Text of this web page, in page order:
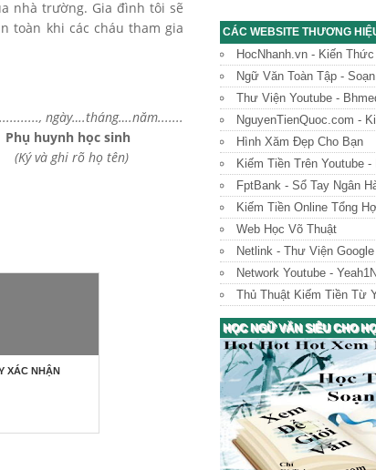
nhà trường. Gia đình tôi sẽ
toàn khi các cháu tham gia
ngày….tháng….năm.......
huynh học sinh
và ghi rõ họ tên)
XÁC NHẬN
CÁC WEBSITE THƯƠNG
HocNhanh.vn - Kiến
Ngữ Văn Toàn Tập -
Thư Viện Youtube -
NguyenTienQuoc.com -
Hình Xăm Đẹp Cho Bạn
Kiếm Tiền Trên Youtube
FptBank - Sổ Tay Ngân
Kiếm Tiền Online Tổng
Web Học Võ Thuật
Netlink - Thư Viện
Network Youtube -
Thủ Thuật Kiếm Tiền Từ
HỌC NGỮ VĂN SIÊU CHO